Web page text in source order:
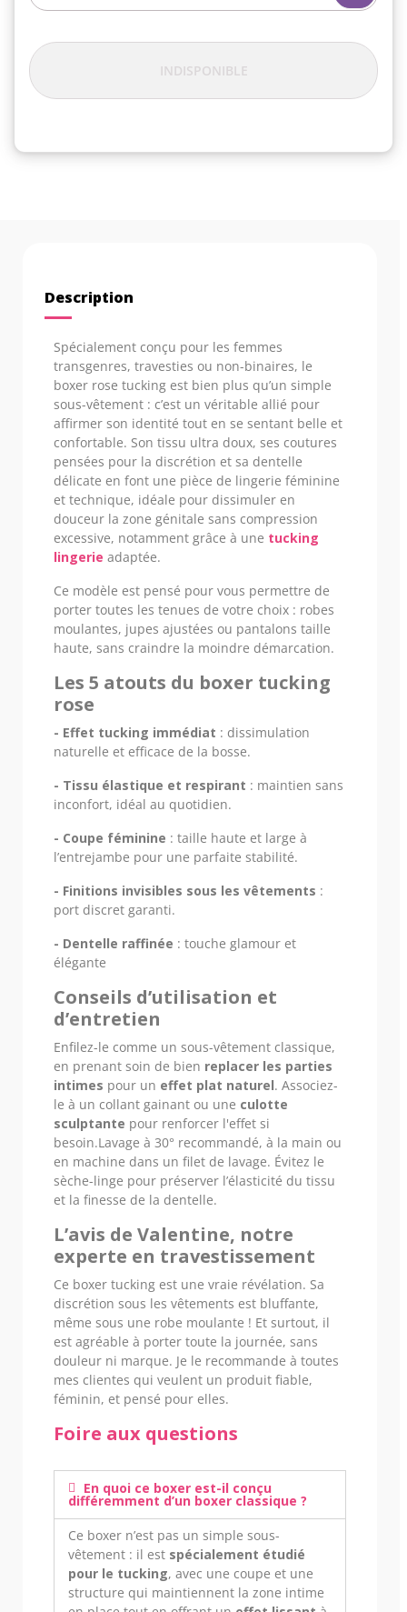
INDISPONIBLE
Description
Spécialement conçu pour les femmes
transgenres, travesties ou non-binaires, le
boxer rose tucking est bien plus qu’un simple
sous-vêtement : c’est un véritable allié pour
affirmer son identité tout en se sentant belle et
confortable. Son tissu ultra doux, ses coutures
pensées pour la discrétion et sa dentelle
délicate en font une pièce de lingerie féminine
et technique, idéale pour dissimuler en
douceur la zone génitale sans compression
excessive, notamment grâce à une tucking
lingerie adaptée.
Ce modèle est pensé pour vous permettre de
porter toutes les tenues de votre choix : robes
moulantes, jupes ajustées ou pantalons taille
haute, sans craindre la moindre démarcation.
Les 5 atouts du boxer tucking
rose
- Effet tucking immédiat : dissimulation
naturelle et efficace de la bosse.
- Tissu élastique et respirant : maintien sans
inconfort, idéal au quotidien.
- Coupe féminine : taille haute et large à
l’entrejambe pour une parfaite stabilité.
- Finitions invisibles sous les vêtements :
port discret garanti.
- Dentelle raffinée : touche glamour et
élégante
Conseils d’utilisation et
d’entretien
Enfilez-le comme un sous-vêtement classique,
en prenant soin de bien replacer les parties
intimes pour un effet plat naturel. Associez-
le à un collant gainant ou une culotte
sculptante pour renforcer l'effet si
besoin.Lavage à 30° recommandé, à la main ou
en machine dans un filet de lavage. Évitez le
sèche-linge pour préserver l’élasticité du tissu
et la finesse de la dentelle.
L’avis de Valentine, notre
experte en travestissement
Ce boxer tucking est une vraie révélation. Sa
discrétion sous les vêtements est bluffante,
même sous une robe moulante ! Et surtout, il
est agréable à porter toute la journée, sans
douleur ni marque. Je le recommande à toutes
mes clientes qui veulent un produit fiable,
féminin, et pensé pour elles.
Foire aux questions
En quoi ce boxer est-il conçu
différemment d’un boxer classique ?
Ce boxer n’est pas un simple sous-
vêtement : il est spécialement étudié
pour le tucking, avec une coupe et une
structure qui maintiennent la zone intime